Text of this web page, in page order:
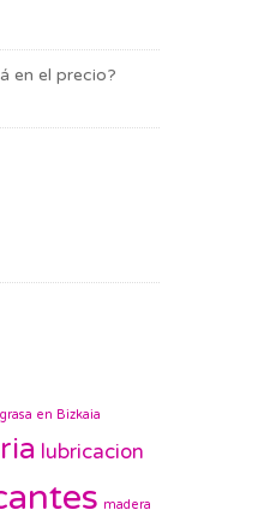
en el precio?
grasa en Bizkaia
lubricacion
madera